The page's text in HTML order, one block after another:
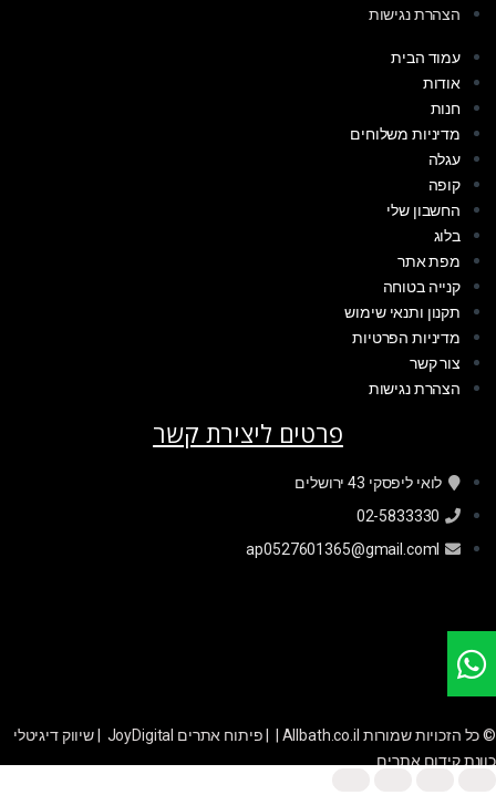
הצהרת נגישות
עמוד הבית
אודות
חנות
מדיניות משלוחים
עגלה
קופה
החשבון שלי
בלוג
מפת אתר
קנייה בטוחה
תקנון ותנאי שימוש
מדיניות הפרטיות
צור קשר
הצהרת נגישות
פרטים ליצירת קשר
לואי ליפסקי 43 ירושלים
02-5833330
ap0527601365@gmail.coml
© כל הזכויות שמורות Allbath.co.il | | פיתוח אתרים JoyDigital
שיווק דיגיטלי
כוונת קידום אתרים